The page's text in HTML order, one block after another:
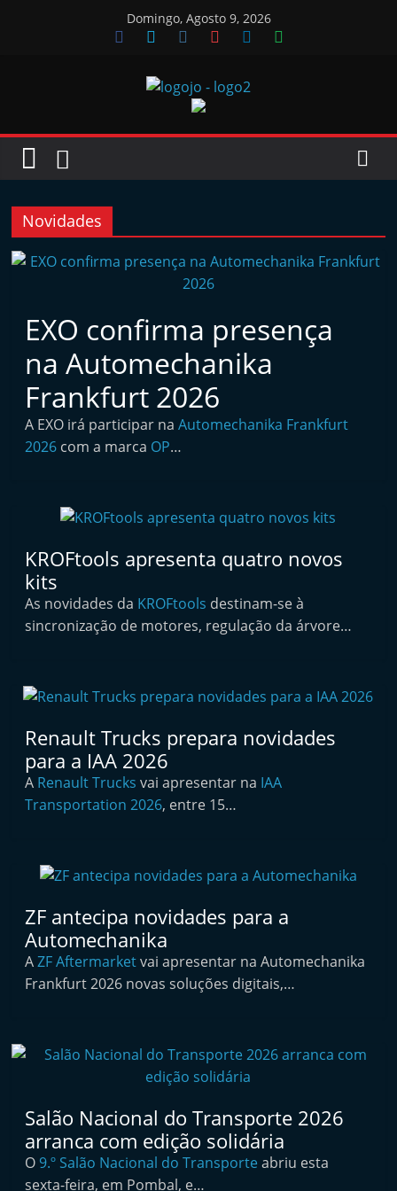
Domingo, Agosto 9, 2026
Jornal
J
n
a
i
n
n
e
n
d
o
A
f
t
m
r
k
e
u
t
m
ó
v
Novidades
EXO confirma presença
na Automechanika
Frankfurt 2026
A EXO irá participar na Automechanika Frankfurt
2026 com a marca OP…
KROFtools apresenta quatro novos
kits
As novidades da KROFtools destinam-se à
sincronização de motores, regulação da árvore…
Renault Trucks prepara novidades
para a IAA 2026
A Renault Trucks vai apresentar na IAA
Transportation 2026, entre 15…
ZF antecipa novidades para a
Automechanika
AZF Aftermarketvai apresentar na Automechanika
Frankfurt 2026 novas soluções digitais,…
Salão Nacional do Transporte 2026
arranca com edição solidária
O 9.º Salão Nacional do Transporte abriu esta
sexta-feira, em Pombal, e…